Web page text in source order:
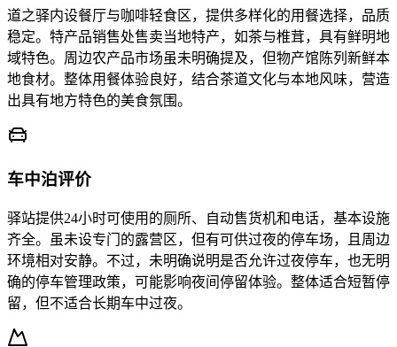
道之驿内设餐厅与咖啡轻食区，提供多样化的用餐选择，品质
稳定。特产品销售处售卖当地特产，如茶与椎茸，具有鲜明地
域特色。周边农产品市场虽未明确提及，但物产馆陈列新鲜本
地食材。整体用餐体验良好，结合茶道文化与本地风味，营造
出具有地方特色的美食氛围。
车中泊评价
驿站提供24小时可使用的厕所、自动售货机和电话，基本设施
齐全。虽未设专门的露营区，但有可供过夜的停车场，且周边
环境相对安静。不过，未明确说明是否允许过夜停车，也无明
确的停车管理政策，可能影响夜间停留体验。整体适合短暂停
留，但不适合长期车中过夜。